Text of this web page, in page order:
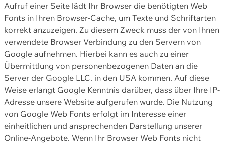
Aufruf einer Seite lädt Ihr Browser die benötigten Web
Fonts in Ihren Browser-Cache, um Texte und Schriftarten
korrekt anzuzeigen. Zu diesem Zweck muss der von Ihnen
verwendete Browser Verbindung zu den Servern von
Google aufnehmen. Hierbei kann es auch zu einer
Übermittlung von personenbezogenen Daten an die
Server der Google LLC. in den USA kommen. Auf diese
Weise erlangt Google Kenntnis darüber, dass über Ihre IP-
Adresse unsere Website aufgerufen wurde. Die Nutzung
von Google Web Fonts erfolgt im Interesse einer
einheitlichen und ansprechenden Darstellung unserer
Online-Angebote. Wenn Ihr Browser Web Fonts nicht